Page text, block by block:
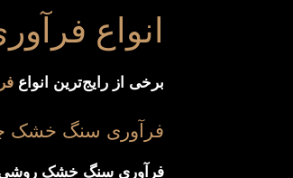
انواع
برخی از رایج‌ترین انواع
فرآوری سنگ خشک
فرآوری سنگ خشک روشی